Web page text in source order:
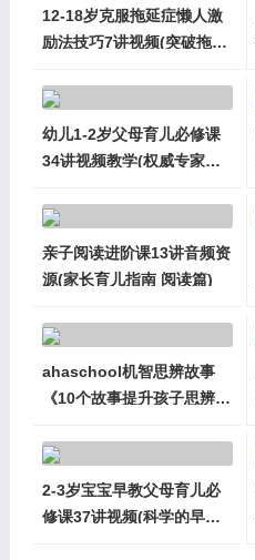
12-18岁克服拖延症懒人激
励法技巧7讲视频(突破拖延
幼儿1-2岁父母育儿必修课
34讲视频教学(权威专家育
亲子阅读进阶课13讲音频资
源(家长育儿指南 阅读篇)
ahaschool机智思辨故事
《10个故事提升孩子思辨能
2-3岁宝宝早教父母育儿必
修课37讲视频(科学的早期